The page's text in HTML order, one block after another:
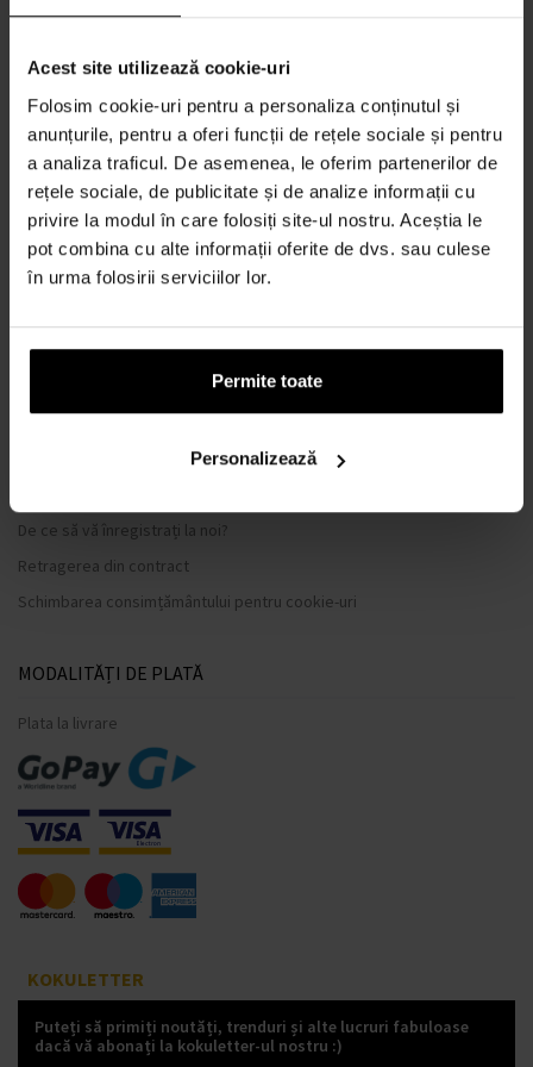
Acest site utilizează cookie-uri
Folosim cookie-uri pentru a personaliza conținutul și
anunțurile, pentru a oferi funcții de rețele sociale și pentru
a analiza traficul. De asemenea, le oferim partenerilor de
rețele sociale, de publicitate și de analize informații cu
privire la modul în care folosiți site-ul nostru. Aceștia le
pot combina cu alte informații oferite de dvs. sau culese
în urma folosirii serviciilor lor.
Permite toate
Personalizează
Contact
Sistem de loialitate
Termeni și condiții
Politica de Confidențialitate
Formular de plângere
METODA DE TRANSPORT
De ce parfumuri de la noi?
De ce să vă înregistrați la noi?
Retragerea din contract
Schimbarea consimțământului pentru cookie-uri
MODALITĂȚI DE PLATĂ
Plata la livrare
KOKULETTER
Puteți să primiți noutăți, trenduri și alte lucruri fabuloase
dacă vă abonați la kokuletter-ul nostru :)